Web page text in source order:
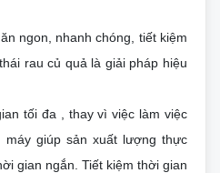
ngon, nhanh chóng, tiết kiệm
rau củ quả là giải pháp hiệu
tối đa , thay vì việc làm việc
giúp sản xuất lượng thực
gian ngắn. Tiết kiệm thời gian